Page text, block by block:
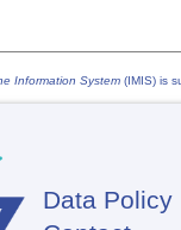
Information System (IMIS) is
Data Policy